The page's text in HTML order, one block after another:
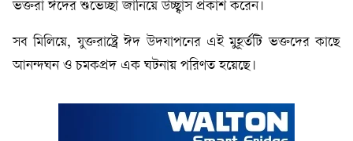
ভক্তরা ঈদের শুভেচ্ছা জানিয়ে উচ্ছ্বাস প্রকাশ করেন।
সব মিলিয়ে, যুক্তরাষ্ট্রে ঈদ উদযাপনের এই মুহূর্তটি ভক্তদের কাছে
আনন্দঘন ও চমকপ্রদ এক ঘটনায় পরিণত হয়েছে।